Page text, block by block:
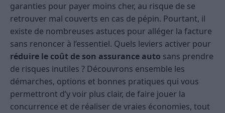
garanties pour payer moins cher, au risque de se
retrouver mal couverts en cas de pépin. Pourtant, il
existe de nombreuses astuces pour alléger la facture
sans renoncer à l’essentiel. Quels leviers activer pour
réduire le coût de son assurance auto sans prendre
de risques inutiles ? Découvrons ensemble les
démarches, options et bonnes pratiques qui vous
permettront d’y voir plus clair, de faire jouer la
concurrence et de réaliser de vraies économies, tout